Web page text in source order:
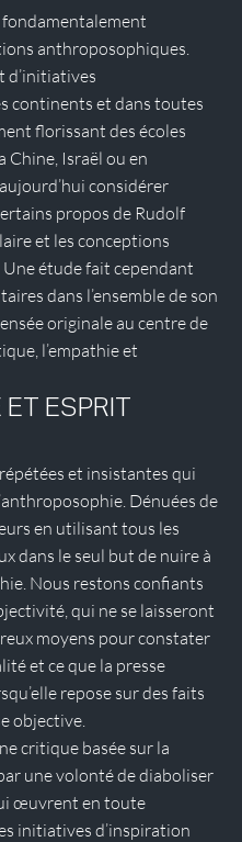
anthroposophiques.
d’initiatives
continents et dans toutes
florissant des écoles
Chine, Israël ou en
considérer
propos de Rudolf
et les conceptions
étude fait cependant
dans l’ensemble de son
originale au centre de
l’empathie et
ESPRIT
et insistantes qui
Dénuées de
en utilisant tous les
dans le seul but de nuire à
Nous restons confiants
qui ne se laisseront
moyens pour constater
et ce que la presse
repose sur des faits
objective.
critique basée sur la
une volonté de diaboliser
œuvrent en toute
initiatives d’inspiration